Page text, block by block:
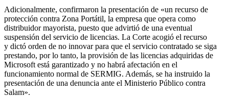
Adicionalmente, confirmaron la presentación de «un recurso de
protección contra Zona Portátil, la empresa que opera como
distribuidor mayorista, puesto que advirtió de una eventual
suspensión del servicio de licencias. La Corte acogió el recurso
y dictó orden de no innovar para que el servicio contratado se siga
prestando, por lo tanto, la provisión de las licencias adquiridas de
Microsoft está garantizado y no habrá afectación en el
funcionamiento normal de SERMIG. Además, se ha instruido la
presentación de una denuncia ante el Ministerio Público contra
Salam».